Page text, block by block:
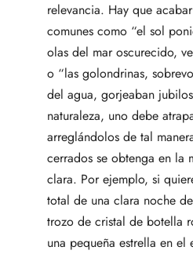
relevancia. Hay que
comunes como “el sol
olas del mar oscurecido,
o “las golondrinas,
del agua, gorjeaban
naturaleza, uno debe
arreglándolos de tal
cerrados se obtenga en la
clara. Por ejemplo, si
total de una clara noche
trozo de cristal de botella
una pequeña estrella en el